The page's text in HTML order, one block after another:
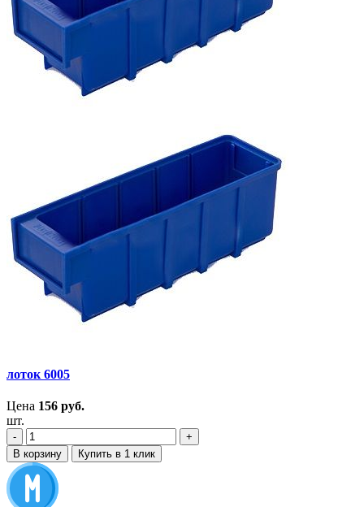
лоток 6005
Цена 156 руб.
шт.
‐
+
В корзину
Купить в 1 клик